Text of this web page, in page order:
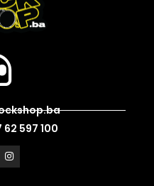
597 100